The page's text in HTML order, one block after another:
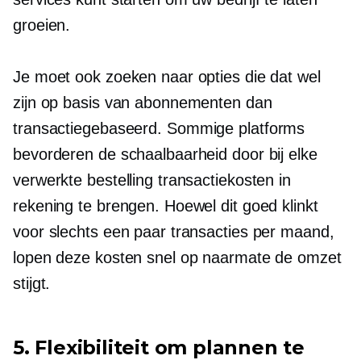
groeien.
Je moet ook zoeken naar opties die dat wel
zijn op basis van abonnementen dan
transactiegebaseerd. Sommige platforms
bevorderen de schaalbaarheid door bij elke
verwerkte bestelling transactiekosten in
rekening te brengen. Hoewel dit goed klinkt
voor slechts een paar transacties per maand,
lopen deze kosten snel op naarmate de omzet
stijgt.
5. Flexibiliteit om plannen te